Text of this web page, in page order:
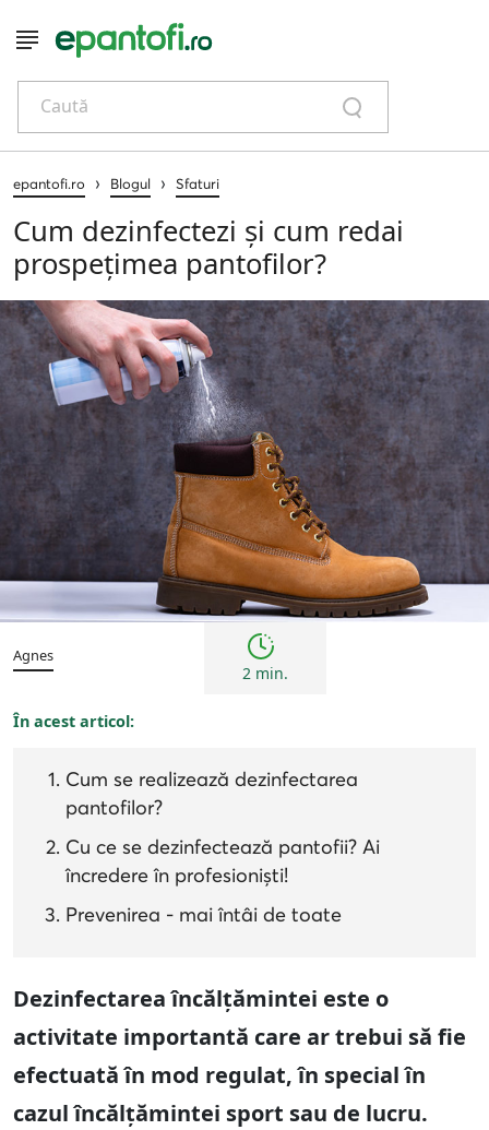
Caută
epantofi.ro › Blogul › Sfaturi
Cum dezinfectezi și cum redai
prospețimea pantofilor?
Sfaturi
Agnes
2 min.
În acest articol:
Cum se realizează dezinfectarea
pantofilor?
Cu ce se dezinfectează pantofii? Ai
încredere în profesioniști!
Prevenirea - mai întâi de toate
Dezinfectarea încălțămintei este o
activitate importantă care ar trebui să fie
efectuată în mod regulat, în special în
cazul încălțămintei sport sau de lucru.